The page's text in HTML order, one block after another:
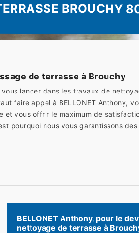
BROUCHY
de terrasse à Brouchy
lancer dans les travaux de
faire appel à BELLONET Anthony,
vous offrir le maximum de
pourquoi nous vous garantissons
BELLONET Anthony, pour le
nettoyage de terrasse à